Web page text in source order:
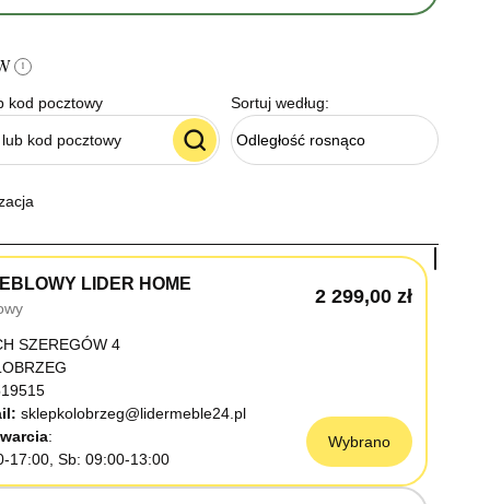
i
kod pocztowy Sortuj według:
Odległość rosnąco
LIDER HOME
SZEREGÓW 4
sklepkolobrzeg@lidermeble24.pl
17:00, Sb: 09:00-13:00
2 299,00 zł
Wybrano